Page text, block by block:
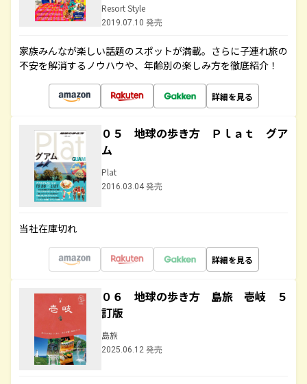
Resort Style
2019.07.10 発売
家族みんなが楽しい話題のスポットが満載。さらに子連れ旅の
不安を解消するノウハウや、年齢別の楽しみ方を徹底紹介！
詳細を見る
０５ 地球の歩き方 Ｐｌａｔ グア
ム
Plat
2016.03.04 発売
当社在庫切れ
詳細を見る
０６ 地球の歩き方 島旅 壱岐 ５
訂版
島旅
2025.06.12 発売